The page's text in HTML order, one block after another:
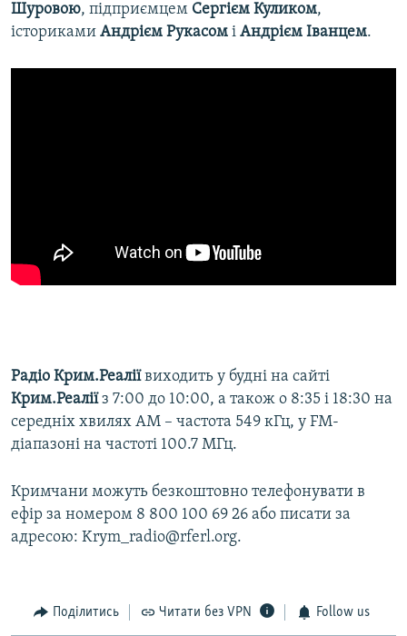
Шуровою, підприємцем Сергієм Куликом,
істориками Андрієм Рукасом і Андрієм Іванцем.
Радіо Крим.Реаліївиходить у будні на сайті
Крим.Реаліїз 7:00 до 10:00, а також о 8:35 і 18:30 на
середніх хвилях АМ – частота 549 кГц, у FM-
діапазоні на частоті 100.7 МГц.
Кримчани можуть безкоштовно телефонувати в
ефір за номером 8 800 100 69 26 або писати за
адресою: Krym_radio@rferl.org.
Поділитись Читати без VPN Follow us